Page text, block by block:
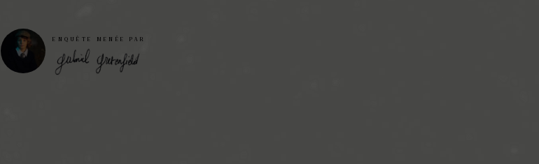
ENQUÊTE MENÉE PAR